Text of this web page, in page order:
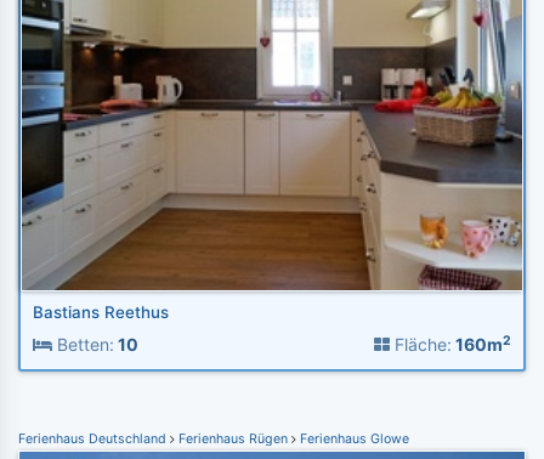
Bastians Reethus
Betten: 10 Fläche: 160m2
Ferienhaus Deutschland Ferienhaus Rügen Ferienhaus Glowe